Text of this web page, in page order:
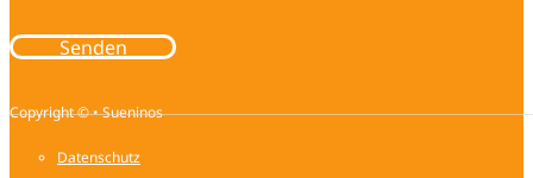
Senden
Copyright © • Sueninos
Datenschutz